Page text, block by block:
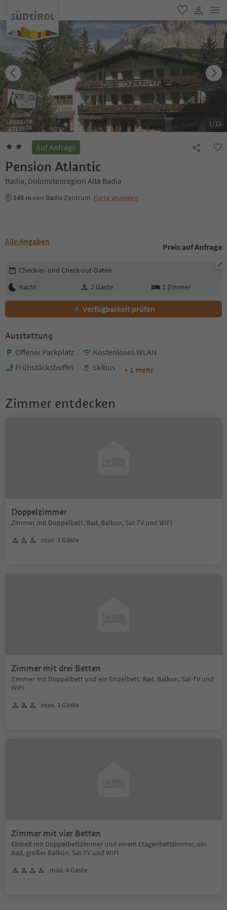
favorit
user link
1/11
Auf Anfrage
Pension Atlantic
Badia, Dolomitenregion Alta Badia
148 mvon Badia Zentrum Karte anzeigen
Alle Angaben
Preis auf Anfrage
Buchungsdetails bearbeiten
Check-in- und Check-out-Daten
Nacht
2 Gäste 1 Zimmer
Verfügbarkeit prüfen
Ausstattung
Offener Parkplatz
Kostenloses WLAN
Frühstücksbuffet
Skibus + 1 mehr
Zimmer entdecken
Doppelzimmer
Zimmer mit Doppelbett, Bad, Balkon, Sat-TV und WIFI
max. 3 Gäste
Zimmer mit drei Betten
Zimmer mit Doppelbett und ein Einzelbett, Bad, Balkon, Sat-TV und
WIFI
max. 3 Gäste
Zimmer mit vier Betten
Einheit mit Doppelbettzimmer und einem Etagenbettzimmer, ein
Bad, großer Balkon, Sat-TV und WIFI
max. 4 Gäste